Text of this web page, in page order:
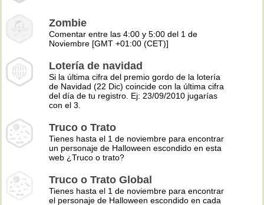
Zombie
Comentar entre las 4:00 y 5:00 del 1 de
Noviembre [GMT +01:00 (CET)]
Lotería de navidad
Si la última cifra del premio gordo de la lotería
de Navidad (22 Dic) coincide con la última cifra
del día de tu registro. Ej: 23/09/2010 jugarías
con el 3.
Truco o Trato
Tienes hasta el 1 de noviembre para encontrar
un personaje de Halloween escondido en esta
web ¿Truco o trato?
Truco o Trato Global
Tienes hasta el 1 de noviembre para encontrar
el personaje de Halloween escondido en cada